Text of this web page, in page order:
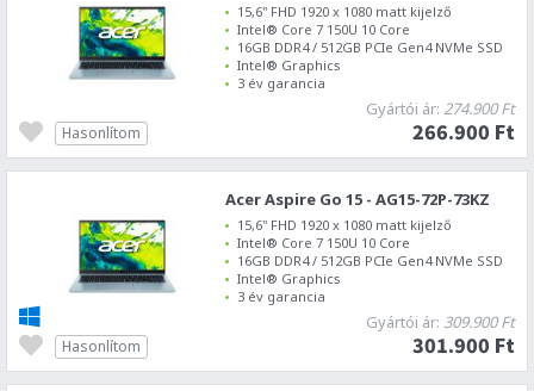
15,6" FHD 1920 x 1080 matt kijelző
Intel® Core 7 150U 10 Core
16GB DDR4 / 512GB PCIe Gen4 NVMe SSD
Intel® Graphics
3 év garancia
Gyártói ár: 274.900 Ft
266.900 Ft
Hasonlítom
Acer Aspire Go 15 - AG15-72P-73KZ
15,6" FHD 1920 x 1080 matt kijelző
Intel® Core 7 150U 10 Core
16GB DDR4 / 512GB PCIe Gen4 NVMe SSD
Intel® Graphics
3 év garancia
Gyártói ár: 309.900 Ft
301.900 Ft
Hasonlítom